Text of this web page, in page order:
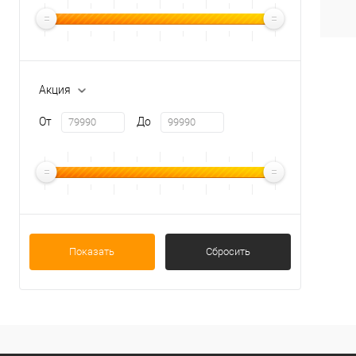
Акция
От До
Показать Сбросить